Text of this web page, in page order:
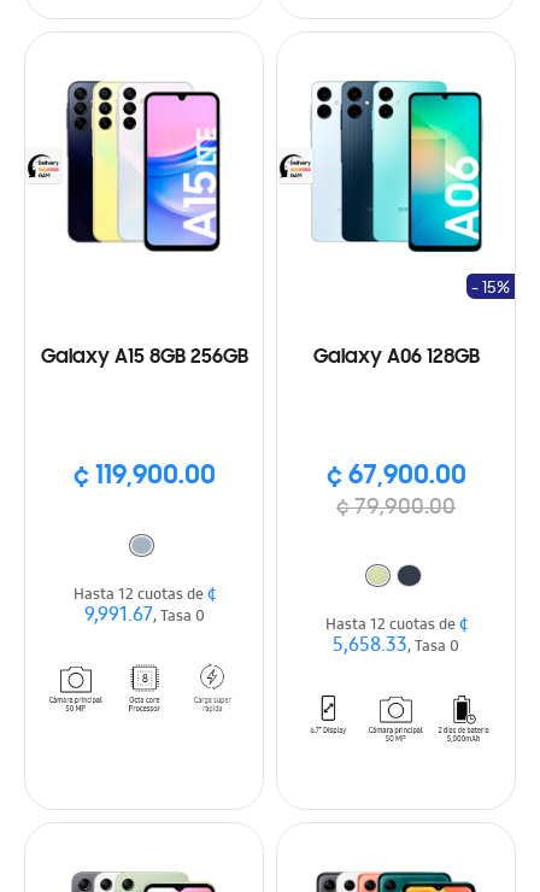
Galaxy A15 8GB 256GB
¢ 119,900.00
Hasta 12 cuotas de¢
9,991.67, Tasa 0
Galaxy A06 128GB
¢ 67,900.00
¢ 79,900.00
- 15%
Hasta 12 cuotas de¢
5,658.33, Tasa 0